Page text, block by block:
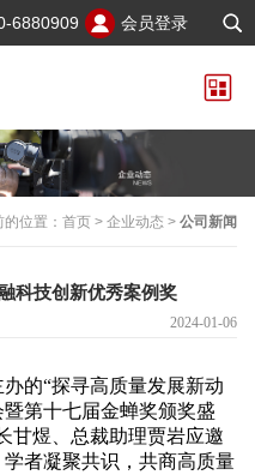
会员登录
6880909
位置： 首页 > 企业动态 > 公司新闻
科技创新优秀案例奖
2024-01-06
办的“探寻高质量发展新动
第十七届金蝉奖颁奖盛
甘煜、总裁助理贾岩应邀
者凝聚共识，共商高质量